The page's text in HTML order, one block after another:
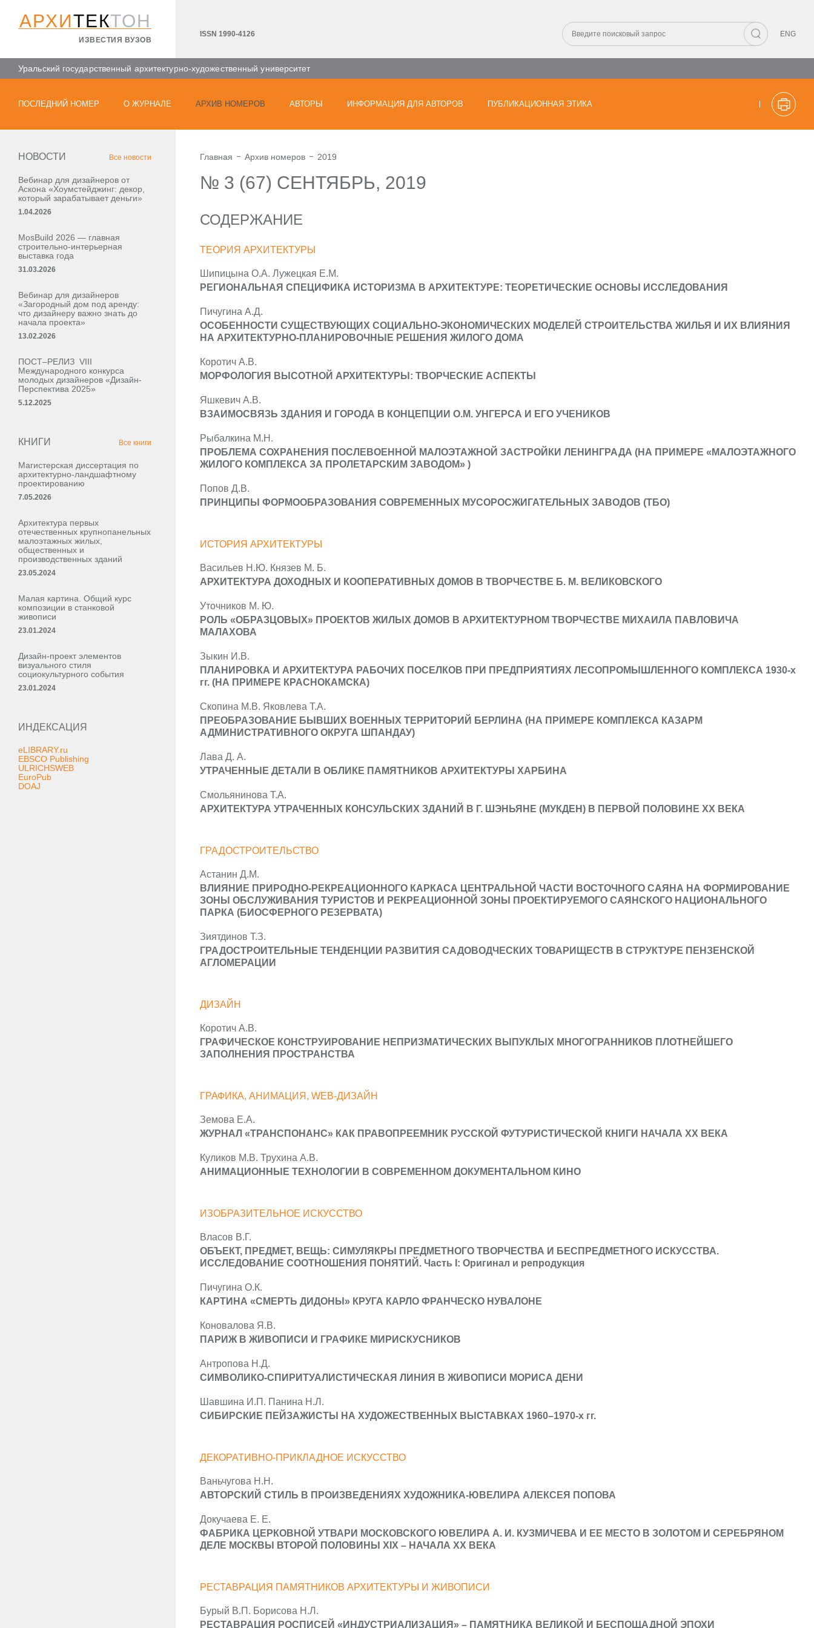
АРХИТЕКТОН
ИЗВЕСТИЯ ВУЗОВ
ISSN 1990-4126 ENG
Уральский государственный архитектурно-художественный университет
ПОСЛЕДНИЙ НОМЕР О ЖУРНАЛЕ АРХИВ НОМЕРОВ АВТОРЫ ИНФОРМАЦИЯ ДЛЯ АВТОРОВ ПУБЛИКАЦИОННАЯ ЭТИКА
НОВОСТИ Все новости
Вебинар для дизайнеров от
Аскона «Хоумстейджинг: декор,
который зарабатывает деньги»
1.04.2026
MosBuild 2026 — главная
строительно-интерьерная
выставка года
31.03.2026
Вебинар для дизайнеров
«Загородный дом под аренду:
что дизайнеру важно знать до
начала проекта»
13.02.2026
ПОСТ–РЕЛИЗ VIII
Международного конкурса
молодых дизайнеров «Дизайн-
Перспектива 2025»
5.12.2025
КНИГИ Все книги
Магистерская диссертация по
архитектурно-ландшафтному
проектированию
7.05.2026
Архитектура первых
отечественных крупнопанельных
малоэтажных жилых,
общественных и
производственных зданий
23.05.2024
Малая картина. Общий курс
композиции в станковой
живописи
23.01.2024
Дизайн-проект элементов
визуального стиля
социокультурного события
23.01.2024
ИНДЕКСАЦИЯ
eLIBRARY.ru
EBSCO Publishing
ULRICHSWEB
EuroPub
DOAJ
Главная Архив номеров 2019
№ 3 (67) СЕНТЯБРЬ, 2019
СОДЕРЖАНИЕ
ТЕОРИЯ АРХИТЕКТУРЫ
Шипицына О.А. Лужецкая Е.М.
РЕГИОНАЛЬНАЯ СПЕЦИФИКА ИСТОРИЗМА В АРХИТЕКТУРЕ: ТЕОРЕТИЧЕСКИЕ ОСНОВЫ ИССЛЕДОВАНИЯ
Пичугина А.Д.
ОСОБЕННОСТИ СУЩЕСТВУЮЩИХ СОЦИАЛЬНО-ЭКОНОМИЧЕСКИХ МОДЕЛЕЙ СТРОИТЕЛЬСТВА ЖИЛЬЯ И ИХ ВЛИЯНИЯ
НА АРХИТЕКТУРНО-ПЛАНИРОВОЧНЫЕ РЕШЕНИЯ ЖИЛОГО ДОМА
Коротич А.В.
МОРФОЛОГИЯ ВЫСОТНОЙ АРХИТЕКТУРЫ: ТВОРЧЕСКИЕ АСПЕКТЫ
Яшкевич А.В.
ВЗАИМОСВЯЗЬ ЗДАНИЯ И ГОРОДА В КОНЦЕПЦИИ О.М. УНГЕРСА И ЕГО УЧЕНИКОВ
Рыбалкина М.Н.
ПРОБЛЕМА СОХРАНЕНИЯ ПОСЛЕВОЕННОЙ МАЛОЭТАЖНОЙ ЗАСТРОЙКИ ЛЕНИНГРАДА (НА ПРИМЕРЕ «МАЛОЭТАЖНОГО
ЖИЛОГО КОМПЛЕКСА ЗА ПРОЛЕТАРСКИМ ЗАВОДОМ» )
Попов Д.В.
ПРИНЦИПЫ ФОРМООБРАЗОВАНИЯ СОВРЕМЕННЫХ МУСОРОСЖИГАТЕЛЬНЫХ ЗАВОДОВ (ТБО)
ИСТОРИЯ АРХИТЕКТУРЫ
Васильев Н.Ю. Князев М. Б.
АРХИТЕКТУРА ДОХОДНЫХ И КООПЕРАТИВНЫХ ДОМОВ В ТВОРЧЕСТВЕ Б. М. ВЕЛИКОВСКОГО
Уточников М. Ю.
РОЛЬ «ОБРАЗЦОВЫХ» ПРОЕКТОВ ЖИЛЫХ ДОМОВ В АРХИТЕКТУРНОМ ТВОРЧЕСТВЕ МИХАИЛА ПАВЛОВИЧА
МАЛАХОВА
Зыкин И.В.
ПЛАНИРОВКА И АРХИТЕКТУРА РАБОЧИХ ПОСЕЛКОВ ПРИ ПРЕДПРИЯТИЯХ ЛЕСОПРОМЫШЛЕННОГО КОМПЛЕКСА 1930-х
гг. (НА ПРИМЕРЕ КРАСНОКАМСКА)
Скопина М.В. Яковлева Т.А.
ПРЕОБРАЗОВАНИЕ БЫВШИХ ВОЕННЫХ ТЕРРИТОРИЙ БЕРЛИНА (НА ПРИМЕРЕ КОМПЛЕКСА КАЗАРМ
АДМИНИСТРАТИВНОГО ОКРУГА ШПАНДАУ)
Лава Д. А.
УТРАЧЕННЫЕ ДЕТАЛИ В ОБЛИКЕ ПАМЯТНИКОВ АРХИТЕКТУРЫ ХАРБИНА
Смольянинова Т.А.
АРХИТЕКТУРА УТРАЧЕННЫХ КОНСУЛЬСКИХ ЗДАНИЙ В Г. ШЭНЬЯНЕ (МУКДЕН) В ПЕРВОЙ ПОЛОВИНЕ XX ВЕКА
ГРАДОСТРОИТЕЛЬСТВО
Астанин Д.М.
ВЛИЯНИЕ ПРИРОДНО-РЕКРЕАЦИОННОГО КАРКАСА ЦЕНТРАЛЬНОЙ ЧАСТИ ВОСТОЧНОГО САЯНА НА ФОРМИРОВАНИЕ
ЗОНЫ ОБСЛУЖИВАНИЯ ТУРИСТОВ И РЕКРЕАЦИОННОЙ ЗОНЫ ПРОЕКТИРУЕМОГО САЯНСКОГО НАЦИОНАЛЬНОГО
ПАРКА (БИОСФЕРНОГО РЕЗЕРВАТА)
Зиятдинов Т.З.
ГРАДОСТРОИТЕЛЬНЫЕ ТЕНДЕНЦИИ РАЗВИТИЯ САДОВОДЧЕСКИХ ТОВАРИЩЕСТВ В СТРУКТУРЕ ПЕНЗЕНСКОЙ
АГЛОМЕРАЦИИ
ДИЗАЙН
Коротич А.В.
ГРАФИЧЕСКОЕ КОНСТРУИРОВАНИЕ НЕПРИЗМАТИЧЕСКИХ ВЫПУКЛЫХ МНОГОГРАННИКОВ ПЛОТНЕЙШЕГО
ЗАПОЛНЕНИЯ ПРОСТРАНСТВА
ГРАФИКА, АНИМАЦИЯ, WEB-ДИЗАЙН
Земова Е.А.
ЖУРНАЛ «ТРАНСПОНАНС» КАК ПРАВОПРЕЕМНИК РУССКОЙ ФУТУРИСТИЧЕСКОЙ КНИГИ НАЧАЛА ХХ ВЕКА
Куликов М.В. Трухина А.В.
АНИМАЦИОННЫЕ ТЕХНОЛОГИИ В СОВРЕМЕННОМ ДОКУМЕНТАЛЬНОМ КИНО
ИЗОБРАЗИТЕЛЬНОЕ ИСКУССТВО
Власов В.Г.
ОБЪЕКТ, ПРЕДМЕТ, ВЕЩЬ: СИМУЛЯКРЫ ПРЕДМЕТНОГО ТВОРЧЕСТВА И БЕСПРЕДМЕТНОГО ИСКУССТВА.
ИССЛЕДОВАНИЕ СООТНОШЕНИЯ ПОНЯТИЙ. Часть I: Оригинал и репродукция
Пичугина О.К.
КАРТИНА «СМЕРТЬ ДИДОНЫ» КРУГА КАРЛО ФРАНЧЕСКО НУВАЛОНЕ
Коновалова Я.В.
ПАРИЖ В ЖИВОПИСИ И ГРАФИКЕ МИРИСКУСНИКОВ
Антропова Н.Д.
СИМВОЛИКО-СПИРИТУАЛИСТИЧЕСКАЯ ЛИНИЯ В ЖИВОПИСИ МОРИСА ДЕНИ
Шавшина И.П. Панина Н.Л.
СИБИРСКИЕ ПЕЙЗАЖИСТЫ НА ХУДОЖЕСТВЕННЫХ ВЫСТАВКАХ 1960–1970-х гг.
ДЕКОРАТИВНО-ПРИКЛАДНОЕ ИСКУССТВО
Ваньчугова Н.Н.
АВТОРСКИЙ СТИЛЬ В ПРОИЗВЕДЕНИЯХ ХУДОЖНИКА-ЮВЕЛИРА АЛЕКСЕЯ ПОПОВА
Докучаева Е. Е.
ФАБРИКА ЦЕРКОВНОЙ УТВАРИ МОСКОВСКОГО ЮВЕЛИРА А. И. КУЗМИЧЕВА И ЕЕ МЕСТО В ЗОЛОТОМ И СЕРЕБРЯНОМ
ДЕЛЕ МОСКВЫ ВТОРОЙ ПОЛОВИНЫ XIX – НАЧАЛА XX ВЕКА
РЕСТАВРАЦИЯ ПАМЯТНИКОВ АРХИТЕКТУРЫ И ЖИВОПИСИ
Бурый В.П. Борисова Н.Л.
РЕСТАВРАЦИЯ РОСПИСЕЙ «ИНДУСТРИАЛИЗАЦИЯ» – ПАМЯТНИКА ВЕЛИКОЙ И БЕСПОЩАДНОЙ ЭПОХИ